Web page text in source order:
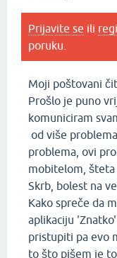
Prijavite se ili
poruku.
Moji poštovani
Prošlo je puno
komuniciram
od više
problema, ovi
mobitelom, šteta
Skrb, bolest na
Kako spreče da
aplikaciju
pristupiti pa evo
to što pišem je